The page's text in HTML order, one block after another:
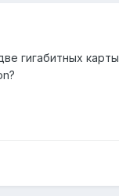
гигабитных